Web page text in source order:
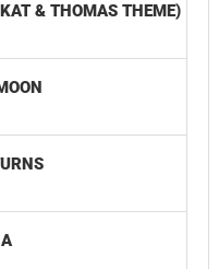
& THOMAS THEME)